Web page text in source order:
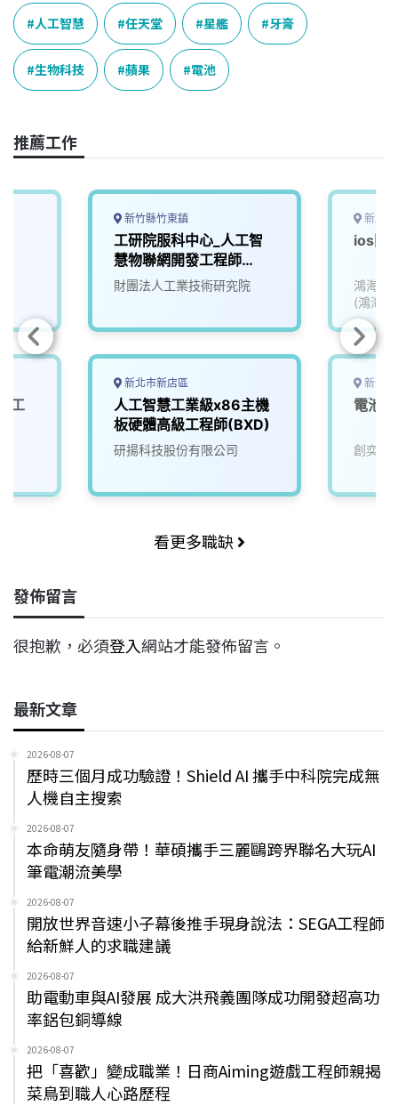
o
o
k
d
s
d
I
n
n
k
人工智慧 任天堂 星艦 牙膏
生物科技 蘋果 電池
推薦工作
工
新竹縣竹東鎮
工研院服科中心_人工智
慧物聯網開發工程師
(S300)
財團法人工業技術研究院
新北市新店區
人工智慧工業級x86主機
板硬體高級工程師(BXD)
研揚科技股份有限公司
新北
ios開
鴻海精
(鴻海)
新竹
電池
創奕能
看更多職缺
發佈留言
很抱歉，必須登入網站才能發佈留言。
最新文章
2026-08-07
歷時三個月成功驗證！Shield AI 攜手中科院完成無
人機自主搜索
2026-08-07
本命萌友隨身帶！華碩攜手三麗鷗跨界聯名大玩AI
筆電潮流美學
2026-08-07
開放世界音速小子幕後推手現身說法：SEGA工程師
給新鮮人的求職建議
2026-08-07
助電動車與AI發展 成大洪飛義團隊成功開發超高功
率鋁包銅導線
2026-08-07
把「喜歡」變成職業！日商Aiming遊戲工程師親揭
菜鳥到職人心路歷程